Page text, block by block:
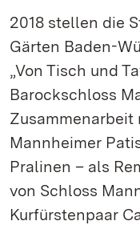
2018 stellen die
Gärten Baden-
„Von Tisch und
Barockschloss
Zusammenarbeit
Mannheimer
Pralinen – als
von Schloss
Kurfürstenpaar